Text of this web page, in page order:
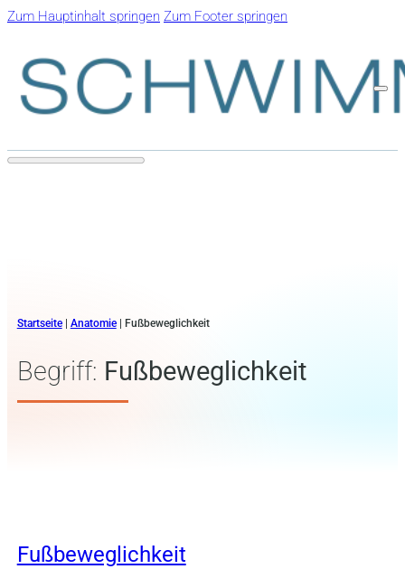
Zum Hauptinhalt springen Zum Footer springen
Startseite| Anatomie| Fußbeweglichkeit
Begriff: Fußbeweglichkeit
Fußbeweglichkeit